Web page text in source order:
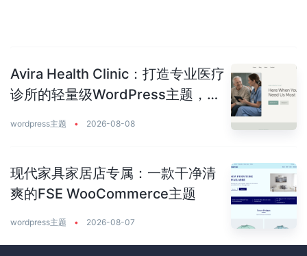
Avira Health Clinic：打造专业医疗
诊所的轻量级WordPress主题，让
wordpress主题 • 2026-08-08
现代家具家居店专属：一款干净清
爽的FSE WooCommerce主题
wordpress主题 • 2026-08-07